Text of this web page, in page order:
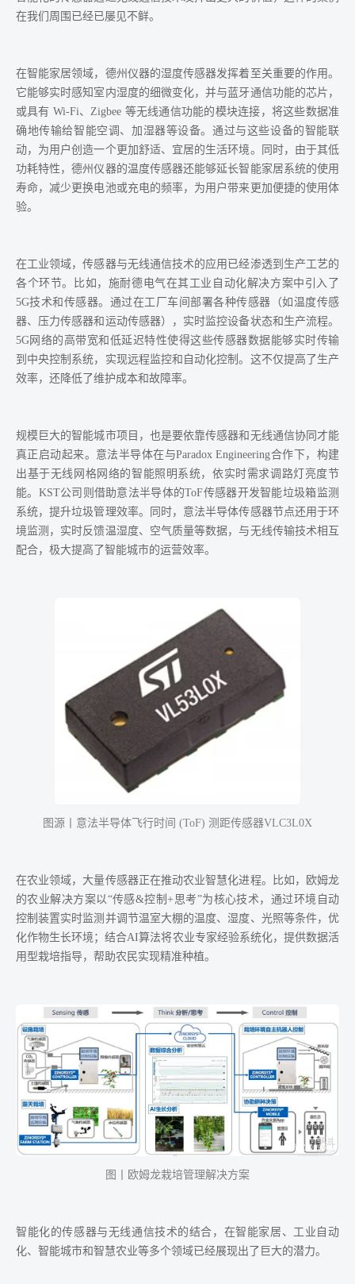
在我们周围已经已屡见不鲜。
在智能家居领域，德州仪器的湿度传感器发挥着至关重要的作用。
它能够实时感知室内湿度的细微变化，并与蓝牙通信功能的芯片，
或具有 Wi-Fi、Zigbee 等无线通信功能的模块连接，将这些数据准
确地传输给智能空调、加湿器等设备。通过与这些设备的智能联
动，为用户创造一个更加舒适、宜居的生活环境。同时，由于其低
功耗特性，德州仪器的温度传感器还能够延长智能家居系统的使用
寿命，减少更换电池或充电的频率，为用户带来更加便捷的使用体
验。
在工业领域，传感器与无线通信技术的应用已经渗透到生产工艺的
各个环节。比如，施耐德电气在其工业自动化解决方案中引入了
5G技术和传感器。通过在工厂车间部署各种传感器（如温度传感
器、压力传感器和运动传感器），实时监控设备状态和生产流程。
5G网络的高带宽和低延迟特性使得这些传感器数据能够实时传输
到中央控制系统，实现远程监控和自动化控制。这不仅提高了生产
效率，还降低了维护成本和故障率。
规模巨大的智能城市项目，也是要依靠传感器和无线通信协同才能
真正启动起来。意法半导体在与Paradox Engineering合作下，构建
出基于无线网格网络的智能照明系统，依实时需求调路灯亮度节
能。KST公司则借助意法半导体的ToF传感器开发智能垃圾箱监测
系统，提升垃圾管理效率。同时，意法半导体传感器节点还用于环
境监测，实时反馈温湿度、空气质量等数据，与无线传输技术相互
配合，极大提高了智能城市的运营效率。
图源丨意法半导体飞行时间 (ToF) 测距传感器VLC3L0X
在农业领域，大量传感器正在推动农业智慧化进程。比如，欧姆龙
的农业解决方案以“传感&控制+思考”为核心技术，通过环境自动
控制装置实时监测并调节温室大棚的温度、湿度、光照等条件，优
化作物生长环境；结合AI算法将农业专家经验系统化，提供数据活
用型栽培指导，帮助农民实现精准种植。
图丨欧姆龙栽培管理解决方案
智能化的传感器与无线通信技术的结合，在智能家居、工业自动
化、智能城市和智慧农业等多个领域已经展现出了巨大的潜力。